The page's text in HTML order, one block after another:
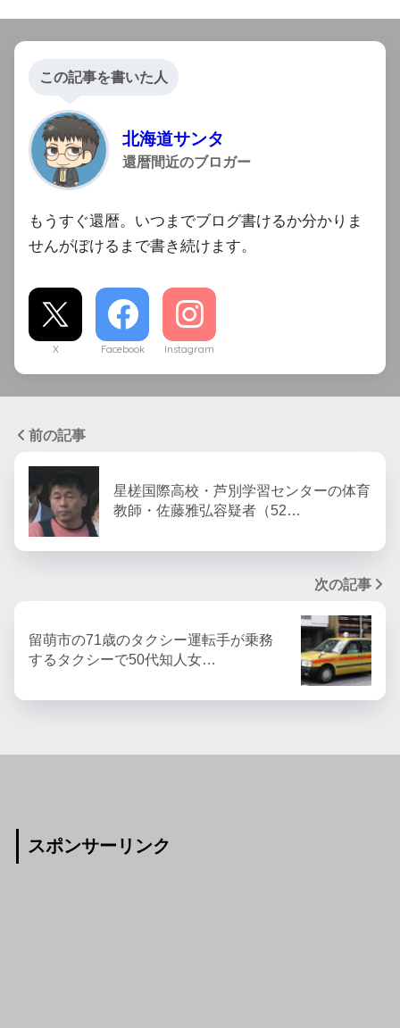
この記事を書いた人
北海道サンタ
還暦間近のブロガー
もうすぐ還暦。いつまでブログ書けるか分かりま
せんがぼけるまで書き続けます。
X Facebook Instagram
前の記事
星槎国際高校・芦別学習センターの体育
教師・佐藤雅弘容疑者（52…
次の記事
留萌市の71歳のタクシー運転手が乗務
するタクシーで50代知人女…
スポンサーリンク